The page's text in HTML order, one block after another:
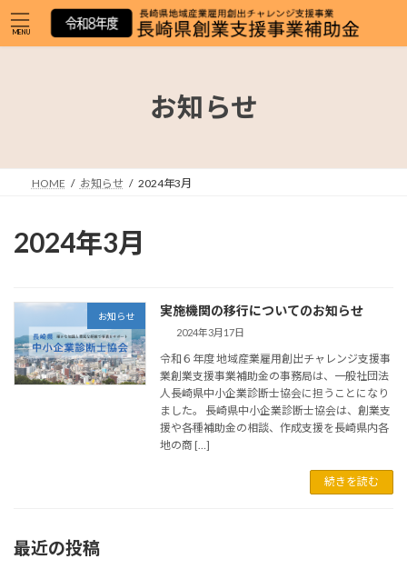
コ
ン
テ
ナ
ビ
ゲ
お知らせ
HOME お知らせ 2024年3月
2024年3月
お知らせ 実施機関の移行についてのお知らせ
2024年3月17日
令和６年度 地域産業雇用創出チャレンジ支援事
業創業支援事業補助金の事務局は、一般社団法
人長崎県中小企業診断士協会に担うことになり
ました。 長崎県中小企業診断士協会は、創業支
援や各種補助金の相談、作成支援を長崎県内各
地の商 […]
続きを読む
最近の投稿
MENU